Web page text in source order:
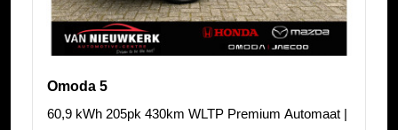
Omoda 5
60,9 kWh 205pk 430km WLTP Premium Automaat |